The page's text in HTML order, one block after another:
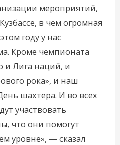
мероприятий,
в чем огромная
году у нас
Кроме чемпионата
и Лига наций, и
рока», и наш
шахтера. И во всех
участвовать
что они помогут
уровне», — сказал